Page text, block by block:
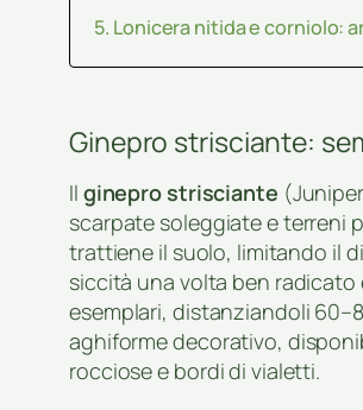
Lonicera nitida e corniolo:
Ginepro strisciante:
Il ginepro strisciante
scarpate soleggiate e terreni
trattiene il suolo, limitando il
siccità una volta ben radicato
esemplari, distanziandoli
aghiforme decorativo,
rocciose e bordi di vialetti.